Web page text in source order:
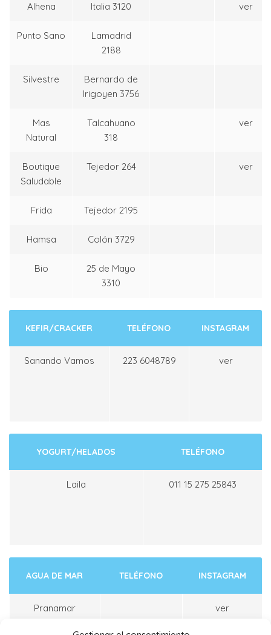
Alhena Italia 3120 ver
Punto Sano
Lamadrid
2188
Silvestre
Bernardo de
Irigoyen 3756
Mas
Natural
Talcahuano
318
ver
Boutique
Saludable
Tejedor 264 ver
Frida Tejedor 2195
Hamsa Colón 3729
Bio
25 de Mayo
3310
KEFIR/CRACKER TELÉFONO INSTAGRAM
Sanando Vamos 223 6048789 ver
YOGURT/HELADOS TELÉFONO
Laila 011 15 275 25843
AGUA DE MAR TELÉFONO INSTAGRAM
Pranamar ver